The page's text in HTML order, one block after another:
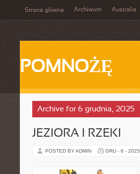
Strona główna Archiwum Australia
POMNOŻĘ
Archive for 6 grudnia, 2025
JEZIORA I RZEKI
POSTED BY ADMIN GRU - 6 - 2025